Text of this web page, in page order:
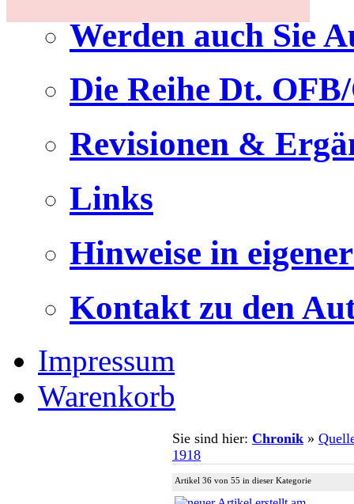
Werden auch Sie
Die Reihe Dt.
Revisionen &
Links
Hinweise in
Kontakt zu den
Impressum
Warenkorb
Sie sind hier: Chronik »
1918
Artikel 36 von 55 in dieser Kategorie